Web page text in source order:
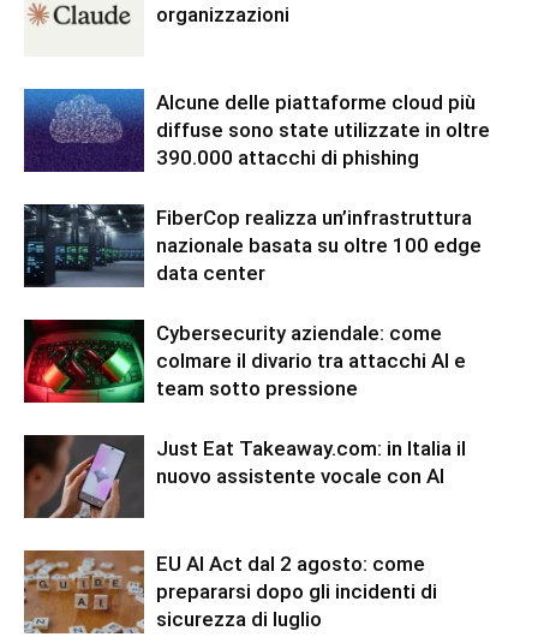
organizzazioni
Alcune delle piattaforme cloud più
diffuse sono state utilizzate in oltre
390.000 attacchi di phishing
FiberCop realizza un’infrastruttura
nazionale basata su oltre 100 edge
data center
Cybersecurity aziendale: come
colmare il divario tra attacchi AI e
team sotto pressione
Just Eat Takeaway.com: in Italia il
nuovo assistente vocale con AI
EU AI Act dal 2 agosto: come
prepararsi dopo gli incidenti di
sicurezza di luglio